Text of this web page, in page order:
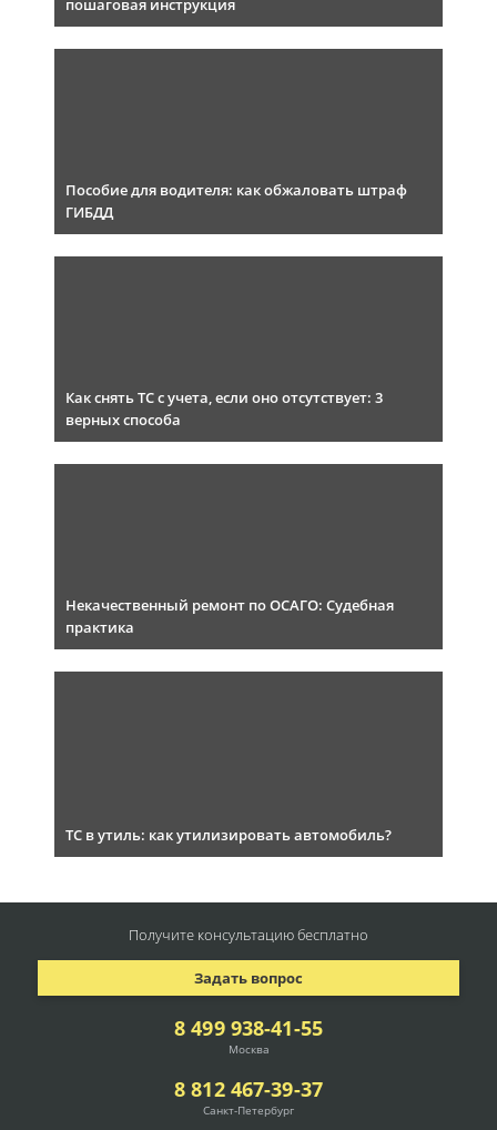
пошаговая инструкция
Пособие для водителя: как обжаловать штраф
ГИБДД
Как снять ТС с учета, если оно отсутствует: 3
верных способа
Некачественный ремонт по ОСАГО: Судебная
практика
ТС в утиль: как утилизировать автомобиль?
8 499 938-41-55
Москва
8 812 467-39-37
Санкт-Петербург
Задать вопрос
Получите консультациюбесплатно